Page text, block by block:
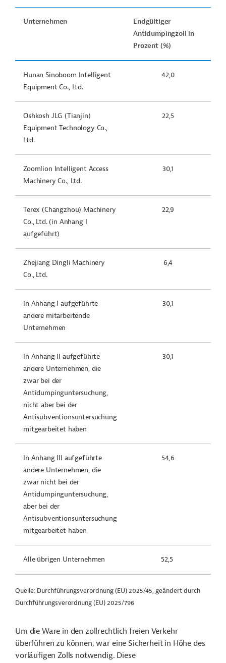
Unternehmen
Endgültiger
Antidumpingzoll in
Prozent (%)
Hunan Sinoboom Intelligent
Equipment Co., Ltd.
42,0
Oshkosh JLG (Tianjin)
Equipment Technology Co.,
Ltd.
22,5
Zoomlion Intelligent Access
Machinery Co., Ltd.
30,1
Terex (Changzhou) Machinery
Co., Ltd. (in Anhang I
aufgeführt)
22,9
Zhejiang Dingli Machinery
Co., Ltd.
6,4
In Anhang I aufgeführte
andere mitarbeitende
Unternehmen
30,1
In Anhang II aufgeführte
andere Unternehmen, die
zwar bei der
Antidumpinguntersuchung,
nicht aber bei der
Antisubventionsuntersuchung
mitgearbeitet haben
30,1
In Anhang III aufgeführte
andere Unternehmen, die
zwar nicht bei der
Antidumpinguntersuchung,
aber bei der
Antisubventionsuntersuchung
mitgearbeitet haben
54,6
Alle übrigen Unternehmen 52,5
Quelle: Durchführungsverordnung (EU) 2025/45, geändert durch
Durchführungsverordnung (EU) 2025/796
Um die Ware in den zollrechtlich freien Verkehr
überführen zu können, war eine Sicherheit in Höhe des
vorläufigen Zolls notwendig. Diese